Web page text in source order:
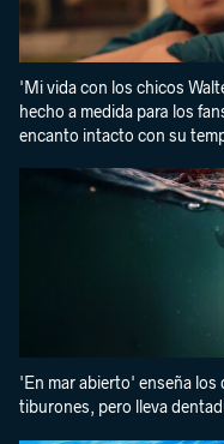
'Mi vida con los chicos
hecho a medida para los
encanto intacto con su
'En mar abierto' enseña los
tiburones, pero lleva